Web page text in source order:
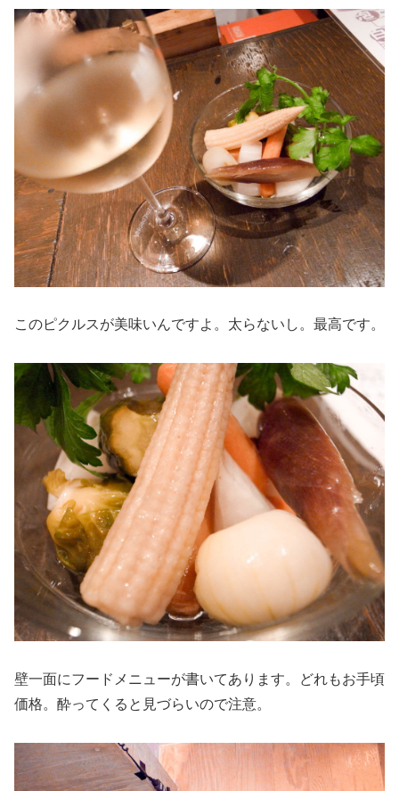
このピクルスが美味いんですよ。太らないし。最高です。
壁一面にフードメニューが書いてあります。どれもお手頃
価格。酔ってくると見づらいので注意。